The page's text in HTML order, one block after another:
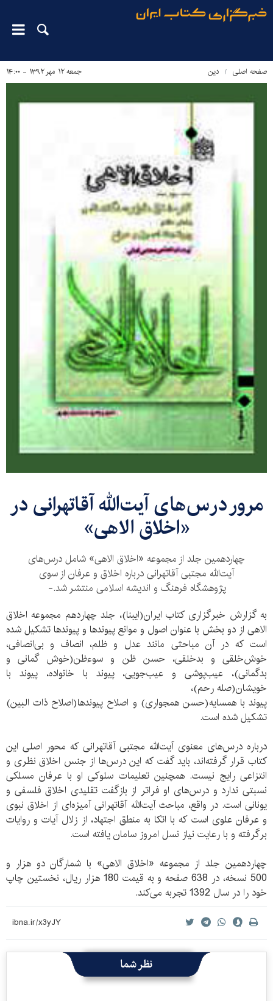
صفحه اصلی دین‌ جمعه ۱۲ مهر ۱۳۹۲ - ۱۴:۰۰
مرور درس‌های آیت‌الله آقاتهرانی در
«اخلاق الاهی»
چهاردهمین جلد از مجموعه «اخلاق الاهی» شامل درس‌های
آیت‌الله مجتبی آقاتهرانی درباره اخلاق و عرفان از سوی
پژوهشگاه فرهنگ و اندیشه اسلامی منتشر شد.-
به گزارش خبرگزاری کتاب ایران(ایبنا)،‌ جلد چهاردهم مجموعه اخلاق
الاهی از دو بخش با عنوان اصول و موانع پیوندها و پیوندها تشکیل شده
است که در آن مباحثی مانند عدل و ظلم، انصاف و بی‌انصافی،
خوش‌خلقی و بدخلقی، حسن ظن و سوءظن(خوش گمانی و
بدگمانی)، عیب‌پوشی و عیب‌جویی، پیوند با خانواده، پیوند با
خویشان(صله رحم)،
پیوند با همسایه(حسن همجواری) و اصلاح پیوندها(اصلاح ذات البین)
تشکیل شده است.
درباره درس‌های معنوی آیت‌الله مجتبی آقاتهرانی که محور اصلی این
کتاب قرار گرفته‌اند، باید گفت که این درس‌ها از جنس اخلاق نظری و
انتزاعی رایج نیست. همچنین تعلیمات سلوکی او با عرفان مسلکی
نسبتی ندارد و درس‌های او فراتر از بازگفت تقلیدی اخلاق فلسفی و
یونانی است. در واقع، مباحث آیت‌الله آقاتهرانی آمیزه‌ای از اخلاق نبوی
و عرفان علوی است که با اتکا به منطق اجتهاد، از زلال آیات و روایات
برگرفته و با رعایت نیاز نسل امروز سامان یافته است.
چهاردهمین جلد از مجموعه «اخلاق الاهی» با شمارگان دو هزار و
500 نسخه، در 638 صفحه و به قیمت 180 هزار ریال، نخستین چاپ
خود را در سال 1392 تجربه می‌کند.
نظر شما